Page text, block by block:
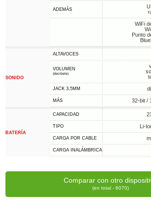
ADEMÁS
WiFi
Punto
SONIDO
ALTAVOCES
VOLUMEN
(decibele)
JACK 3,5MM
MÁS 32-bit /
BATERÍA
CAPACIDAD
TIPO Li-
CARGA POR CABLE
CARGA INALÁMBRICA
Comparar con otro
(en total - 6070)